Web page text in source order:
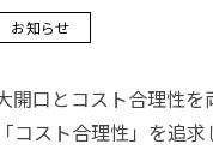
お知らせ
開口とコスト合理性
コスト合理性」を追